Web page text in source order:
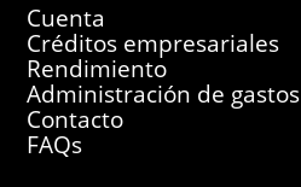
Cuenta
Créditos empresariales
Rendimiento
Administración de gastos
Contacto
FAQs